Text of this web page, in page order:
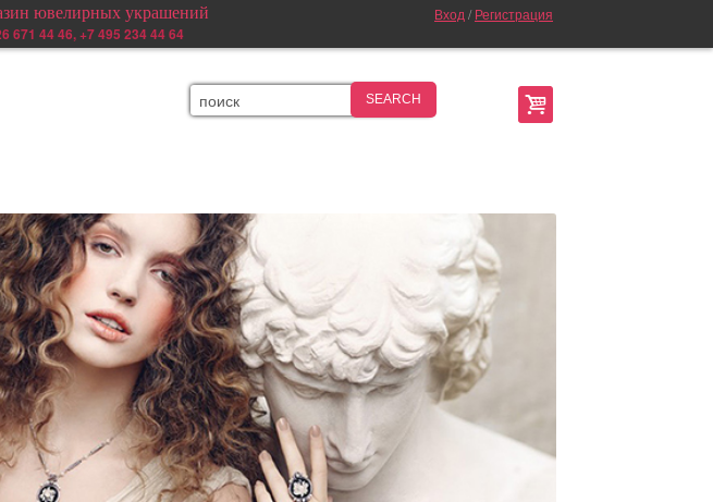
ювелирных украшений
671 44 46, +7 495 234 44 64
Вход / Регистрация